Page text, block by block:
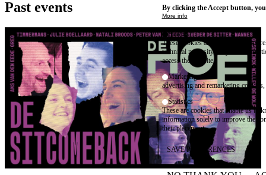
Past events By clicking the Accept button,
More info
Essential
These cookies are necessary for
technical necessity, only an
access the website.
Marketing
advertising and remarketing cookies,
Statistics
These are cookies that enable us to
information solely to improve the
their placement.
SAVE PREFERENCES